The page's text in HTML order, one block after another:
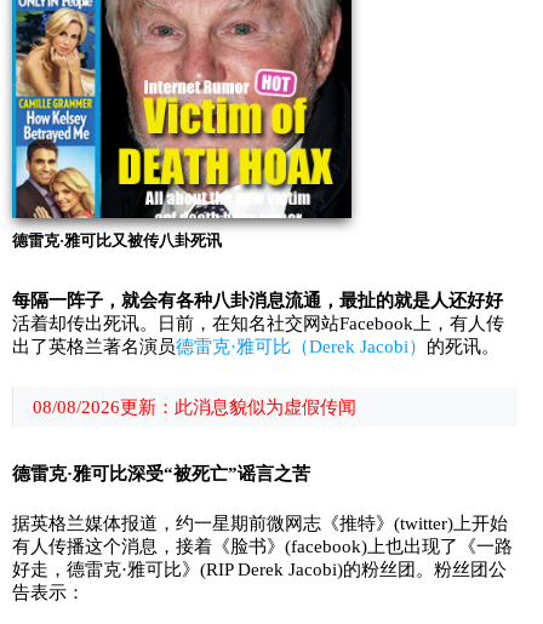
德雷克·雅可比又被传八卦死讯
每隔一阵子，就会有各种八卦消息流通，最扯的就是人还好好
活着却传出死讯。日前，在知名社交网站Facebook上，有人传
出了英格兰著名演员德雷克·雅可比（Derek Jacobi） 的死讯。
08/08/2026更新：此消息貌似为虚假传闻
德雷克·雅可比深受“被死亡”谣言之苦
据英格兰媒体报道，约一星期前微网志《推特》(twitter)上开始
有人传播这个消息，接着《脸书》(facebook)上也出现了《一路
好走，德雷克·雅可比》(RIP Derek Jacobi)的粉丝团。粉丝团公
告表示：